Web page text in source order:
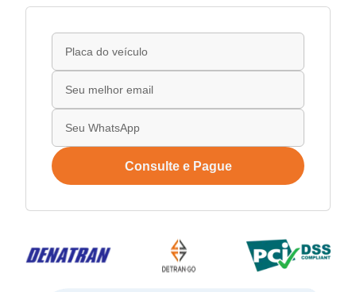
Consulte e Pague